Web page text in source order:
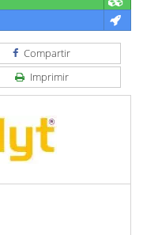
Compartir
Imprimir